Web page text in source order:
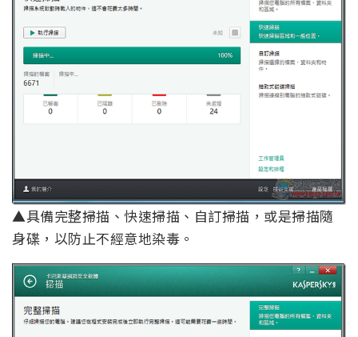
▲具備完整掃描、快速掃描、自訂掃描，或是掃描隨
身碟，以防止不經意地染毒。